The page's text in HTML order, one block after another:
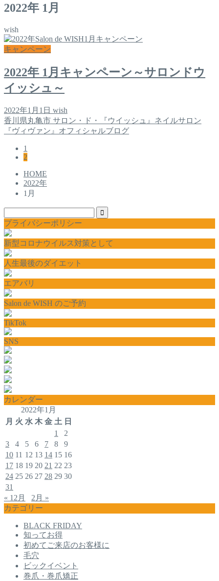
2022年 1月
wish
キャンペーン
2022年 1月キャンペーン～サロンドウ
イッシュ～
2022年1月1日 wish
香川県丸亀市 サロン・ド・『ウイッシュ』ネイルサロン
『ヴィヴァン』オフィシャルブログ
1
2
HOME
2022年
1月
プライバシーポリシー
新型コロナウイルス対策として
人生最後のダイエット
エアバリ
Salon de WISH のご予約
TikTok
SNS
カレンダー
2022年1月
月 火 水 木 金 土 日
1
2
3
4 5 6 7 8
9
10 11 12 13 14 15 16
17 18 19 20 21 22 23
24 25 26 27 28 29 30
31
« 12月
2月 »
カテゴリー
BLACK FRIDAY
知ってお得
初めてご来店のお客様に
毛穴
ビックイベント
巻爪・巻爪矯正